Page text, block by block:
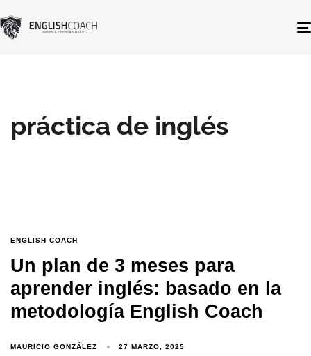
práctica de inglés
ENGLISH COACH
Un plan de 3 meses para
aprender inglés: basado en la
metodología English Coach
MAURICIO GONZÁLEZ 27 MARZO, 2025